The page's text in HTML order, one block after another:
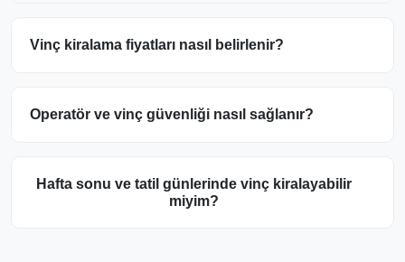
Vinç kiralama fiyatları nasıl belirlenir?
Operatör ve vinç güvenliği nasıl sağlanır?
Hafta sonu ve tatil günlerinde vinç kiralayabilir
miyim?